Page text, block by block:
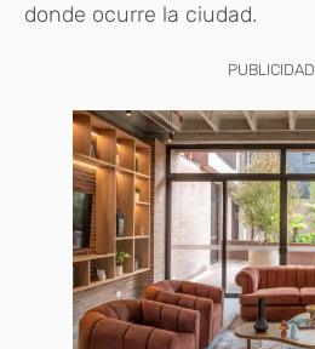
donde ocurre la ciudad.
PUBLICIDAD